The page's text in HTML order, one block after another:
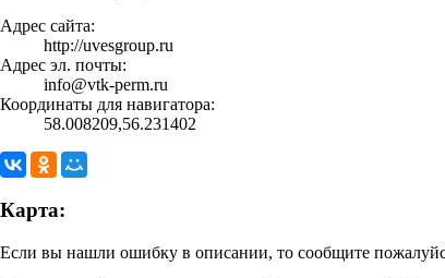
Адрес сайта:
http://uvesgroup.ru
Адрес эл. почты:
info@vtk-perm.ru
Координаты для навигатора:
58.008209,56.231402
Карта:
Если вы нашли ошибку в описании, то сообщите